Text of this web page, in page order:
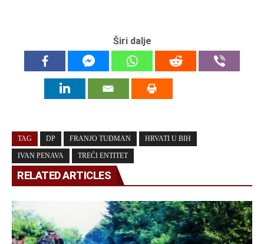
Širi dalje
TAG DP FRANJO TUĐMAN HRVATI U BIH
IVAN PENAVA TREĆI ENTITET
RELATED ARTICLES